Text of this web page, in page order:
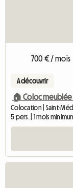
700 € / mois
A découvrir
🏠 Coloc meublée
Colocation | Saint-
5 pers. | 1 mois